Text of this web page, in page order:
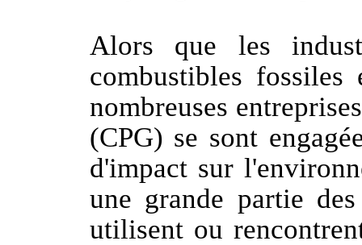
Alors que les
combustibles
nombreuses
(CPG) se sont
d'impact sur
une grande partie
utilisent ou